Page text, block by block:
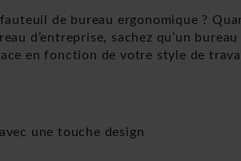
de bureau ergonomique ?
d’entreprise, sachez qu’un
en fonction de votre style de
une touche design